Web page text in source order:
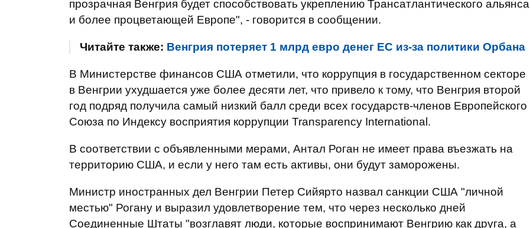
прозрачная Венгрия будет способствовать укреплению Трансатлантического альянса
и более процветающей Европе", - говорится в сообщении.
Читайте также: Венгрия потеряет 1 млрд евро денег ЕС из-за политики Орбана
В Министерстве финансов США отметили, что коррупция в государственном секторе
в Венгрии ухудшается уже более десяти лет, что привело к тому, что Венгрия второй
год подряд получила самый низкий балл среди всех государств-членов Европейского
Союза по Индексу восприятия коррупции Transparency International.
В соответствии с объявленными мерами, Антал Роган не имеет права въезжать на
территорию США, и если у него там есть активы, они будут заморожены.
Министр иностранных дел Венгрии Петер Сийярто назвал санкции США "личной
местью" Рогану и выразил удовлетворение тем, что через несколько дней
Соединенные Штаты "возглавят люди, которые воспринимают Венгрию как друга, а